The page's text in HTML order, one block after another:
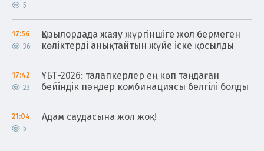
5
17:56
36
Қызылордада жаяу жүргіншіге жол бермеген
көліктерді анықтайтын жүйе іске қосылды
17:42
23
ҰБТ-2026: талапкерлер ең көп таңдаған
бейіндік пәндер комбинациясы белгілі болды
21:04
5
Адам саудасына жол жоқ!